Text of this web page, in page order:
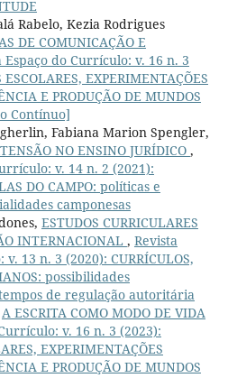
Rabelo, Kezia Rodrigues
DE COMUNICAÇÃO E
Espaço do Currículo: v. 16 n. 3
EXPERIMENTAÇÕES
E PRODUÇÃO DE MUNDOS
Contínuo]
Fabiana Marion Spengler,
NO ENSINO JURÍDICO ,
v. 14 n. 2 (2021):
DO CAMPO: políticas e
camponesas
ESTUDOS CURRICULARES
INTERNACIONAL , Revista
13 n. 3 (2020): CURRÍCULOS,
possibilidades
de regulação autoritária
A ESCRITA COMO MODO DE VIDA
v. 16 n. 3 (2023):
EXPERIMENTAÇÕES
E PRODUÇÃO DE MUNDOS